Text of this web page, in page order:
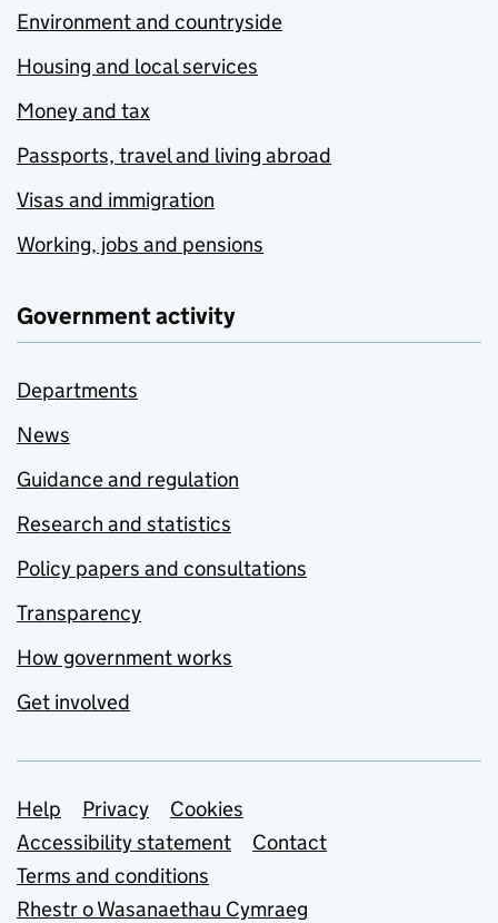
Environment and countryside
Housing and local services
Money and tax
Passports, travel and living abroad
Visas and immigration
Working, jobs and pensions
Government activity
Departments
News
Guidance and regulation
Research and statistics
Policy papers and consultations
Transparency
How government works
Get involved
Support links
Help Privacy
Cookies
Accessibility statement
Contact
Terms and conditions
Rhestr o Wasanaethau Cymraeg